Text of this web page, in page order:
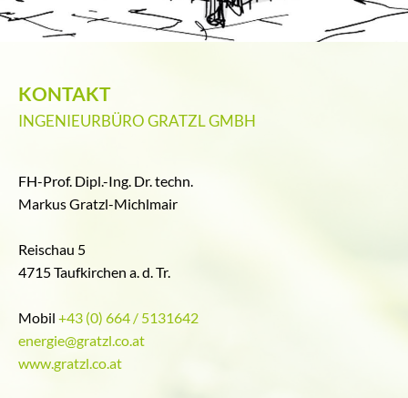
KONTAKT
INGENIEURBÜRO GRATZL GMBH
FH-Prof. Dipl.-Ing. Dr. techn.
Markus Gratzl-Michlmair
Reischau 5
4715 Taufkirchen a. d. Tr.
Mobil +43 (0) 664 / 5131642
energie@gratzl.co.at
www.gratzl.co.at